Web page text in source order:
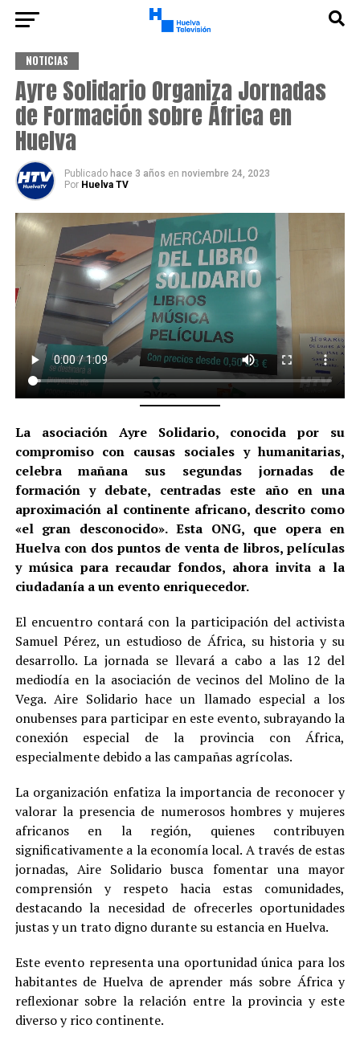
NOTICIAS
Ayre Solidario Organiza Jornadas
de Formación sobre África en
Huelva
Publicado hace 3 años en noviembre 24, 2023
Por Huelva TV
La asociación Ayre Solidario, conocida por su
compromiso con causas sociales y humanitarias,
celebra mañana sus segundas jornadas de
formación y debate, centradas este año en una
aproximación al continente africano, descrito como
«el gran desconocido». Esta ONG, que opera en
Huelva con dos puntos de venta de libros, películas
y música para recaudar fondos, ahora invita a la
ciudadanía a un evento enriquecedor.
El encuentro contará con la participación del activista
Samuel Pérez, un estudioso de África, su historia y su
desarrollo. La jornada se llevará a cabo a las 12 del
mediodía en la asociación de vecinos del Molino de la
Vega. Aire Solidario hace un llamado especial a los
onubenses para participar en este evento, subrayando la
conexión especial de la provincia con África,
especialmente debido a las campañas agrícolas.
La organización enfatiza la importancia de reconocer y
valorar la presencia de numerosos hombres y mujeres
africanos en la región, quienes contribuyen
significativamente a la economía local. A través de estas
jornadas, Aire Solidario busca fomentar una mayor
comprensión y respeto hacia estas comunidades,
destacando la necesidad de ofrecerles oportunidades
justas y un trato digno durante su estancia en Huelva.
Este evento representa una oportunidad única para los
habitantes de Huelva de aprender más sobre África y
reflexionar sobre la relación entre la provincia y este
diverso y rico continente.